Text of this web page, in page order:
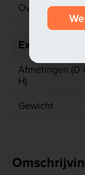
Overstickerd
Extra
Afmetingen (D
H)
Gewicht